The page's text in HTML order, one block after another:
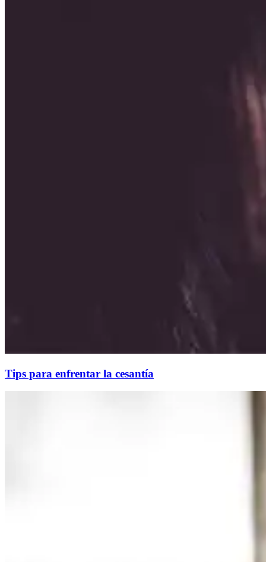
Tips para enfrentar la cesantía